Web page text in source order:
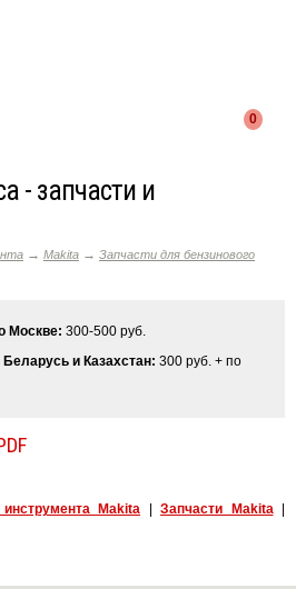
0
- запчасти и
→ Makita → Запчасти для бензинового
Москве: 300-500 руб.
и Казахстан: 300 руб. + по
Makita Запчасти Makita|